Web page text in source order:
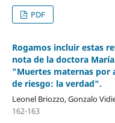
PDF
Rogamos incluir estas
nota de la doctora
"Muertes maternas por
de riesgo: la verdad".
Leonel Briozzo, Gonzalo
162-163